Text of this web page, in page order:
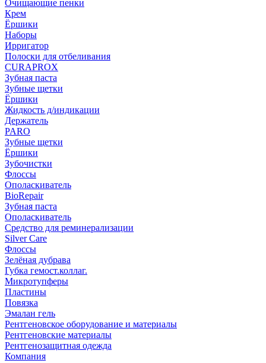
Очищающие пенки
Крем
Ёршики
Наборы
Ирригатор
Полоски для отбеливания
CURAPROX
Зубная паста
Зубные щетки
Ёршики
Жидкость д/индикации
Держатель
PARO
Зубные щетки
Ёршики
Зубочистки
Флоссы
Ополаскиватель
BioRepair
Зубная паста
Ополаскиватель
Средство для реминерализации
Silver Care
Флоссы
Зелёная дубрава
Губка гемост.коллаг.
Микротупферы
Пластины
Повязка
Эмалан гель
Рентгеновское оборудование и материалы
Рентгеновские материалы
Рентгенозащитная одежда
Компания